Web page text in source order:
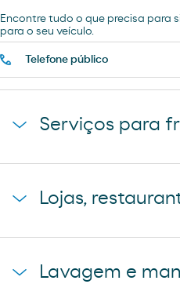
Encontre tudo o que precisa para
para o seu veículo.
Telefone público
Serviços para
Estacionamento de
Lojas,
Lavagem e